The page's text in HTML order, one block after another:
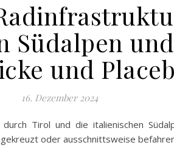
Südalpen
und
16. Dezember 2024
Tirol und die italienischen
oder ausschnittsweise